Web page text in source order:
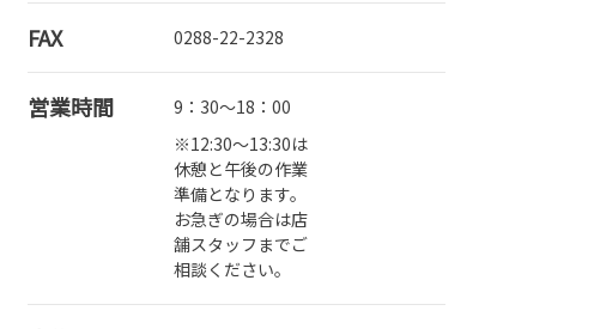
FAX 0288-22-2328
営業時間
9：30～18：00
※12:30～13:30は
休憩と午後の作業
準備となります。
お急ぎの場合は店
舗スタッフまでご
相談ください。